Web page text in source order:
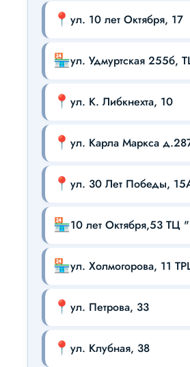
📍 ул. 10 лет Октября, 17
🏪ул. Удмуртская 255б,
📍 ул. К. Либкнехта, 10
📍 ул. Карла Маркса
📍 ул. 30 Лет Победы,
🏪10 лет Октября,53 ТЦ
🏪ул. Холмогорова, 11
📍 ул. Петрова, 33
📍 ул. Клубная, 38